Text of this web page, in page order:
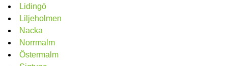
Lidingö
Liljeholmen
Nacka
Norrmalm
Östermalm